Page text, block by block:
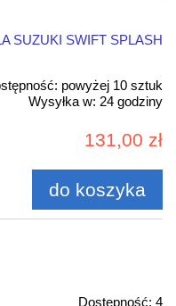
SUZUKI SWIFT SPLASH
powyżej 10 sztuk
Wysyłka w: 24 godziny
131,00 zł
do koszyka
Dostępność: 4